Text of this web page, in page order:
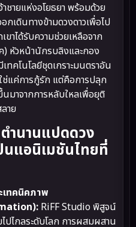
าชายแห่งอโยธยา พร้อมด้วย
กเดินทางข้ามดวงดาวเพื่อไป
าได้รับความช่วยเหลือจาก
) หัวหน้านักรบลิงและกอง
ทคโนโลยีชุดเกราะมนตราอัน
ช่แค่การกู้รัก แต่คือการปลุก
มาจากการหลับใหลเพื่อยุติ
าย
ำนานแปดดวง
นแอนิเมชันไทยที่
เทคนิคภาพ
RiFF Studio พิสูจน์
ปไกลระดับโลก การผสมผสาน